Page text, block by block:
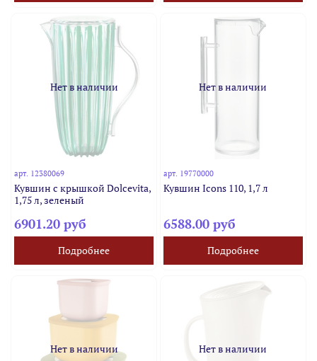
Нет в наличии
арт. 12380069
Кувшин с крышкой Dolcevita,
1,75 л, зеленый
6901.20 руб
Подробнее
Нет в наличии
арт. 19770000
Кувшин Icons 110, 1,7 л
6588.00 руб
Подробнее
Нет в наличии Нет в наличии